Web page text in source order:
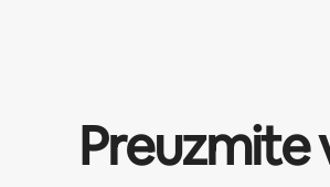
Preuzmite